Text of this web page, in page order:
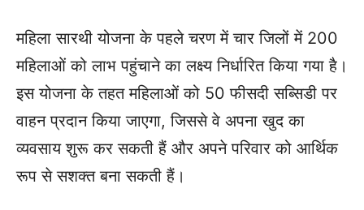
महिला सारथी योजना के पहले चरण में चार जिलों में 200
महिलाओं को लाभ पहुंचाने का लक्ष्य निर्धारित किया गया है।
इस योजना के तहत महिलाओं को 50 फीसदी सब्सिडी पर
वाहन प्रदान किया जाएगा, जिससे वे अपना खुद का
व्यवसाय शुरू कर सकती हैं और अपने परिवार को आर्थिक
रूप से सशक्त बना सकती हैं।